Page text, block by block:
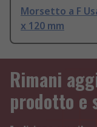
Morsetto a F
x 120 mm
Rimani
prodotto e